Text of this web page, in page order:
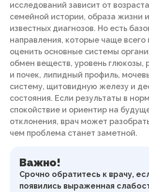
исследований зависит от
семейной истории, образа жизни
известных диагнозов. Но есть
направления, которые чаще всего
оценить основные системы
обмен веществ, уровень глюкозы,
и почек, липидный профиль,
систему, щитовидную железу и
состояния. Если результаты в
спокойствие и ориентир на
отклонения, врач может
чем проблема станет заметной.
Важно!
Срочно обратитесь к врачу,
появились выраженная